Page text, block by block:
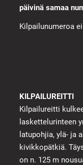
päivinä samaa
Kilpailunumeroa
KILPAILUREITTI
Kilpailureitti
laskettelurinteen
latupohjia, ylä- ja
kivikkopätkiä.
on n. 125 m